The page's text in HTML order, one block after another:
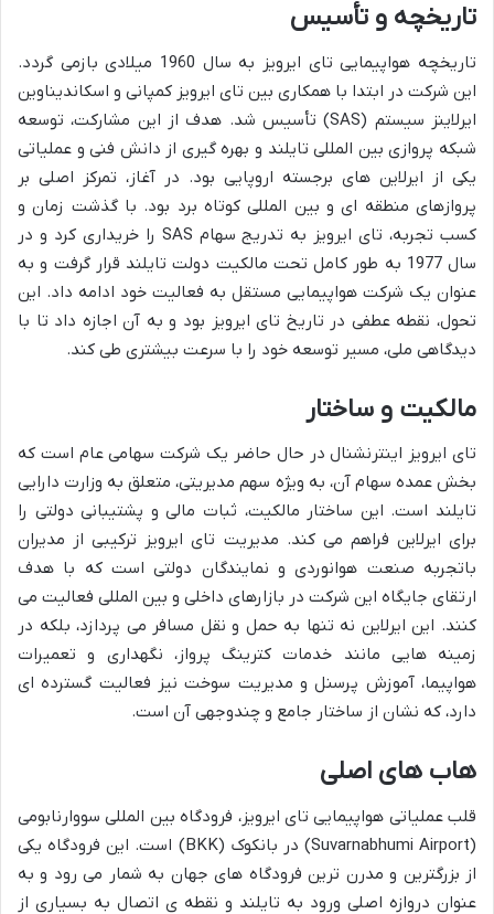
تاریخچه و تأسیس
تاریخچه هواپیمایی تای ایرویز به سال 1960 میلادی بازمی گردد.
این شرکت در ابتدا با همکاری بین تای ایرویز کمپانی و اسکاندیناوین
ایرلاینز سیستم (SAS) تأسیس شد. هدف از این مشارکت، توسعه
شبکه پروازی بین المللی تایلند و بهره گیری از دانش فنی و عملیاتی
یکی از ایرلاین های برجسته اروپایی بود. در آغاز، تمرکز اصلی بر
پروازهای منطقه ای و بین المللی کوتاه برد بود. با گذشت زمان و
کسب تجربه، تای ایرویز به تدریج سهام SAS را خریداری کرد و در
سال 1977 به طور کامل تحت مالکیت دولت تایلند قرار گرفت و به
عنوان یک شرکت هواپیمایی مستقل به فعالیت خود ادامه داد. این
تحول، نقطه عطفی در تاریخ تای ایرویز بود و به آن اجازه داد تا با
دیدگاهی ملی، مسیر توسعه خود را با سرعت بیشتری طی کند.
مالکیت و ساختار
تای ایرویز اینترنشنال در حال حاضر یک شرکت سهامی عام است که
بخش عمده سهام آن، به ویژه سهم مدیریتی، متعلق به وزارت دارایی
تایلند است. این ساختار مالکیت، ثبات مالی و پشتیبانی دولتی را
برای ایرلاین فراهم می کند. مدیریت تای ایرویز ترکیبی از مدیران
باتجربه صنعت هوانوردی و نمایندگان دولتی است که با هدف
ارتقای جایگاه این شرکت در بازارهای داخلی و بین المللی فعالیت می
کنند. این ایرلاین نه تنها به حمل و نقل مسافر می پردازد، بلکه در
زمینه هایی مانند خدمات کترینگ پرواز، نگهداری و تعمیرات
هواپیما، آموزش پرسنل و مدیریت سوخت نیز فعالیت گسترده ای
دارد، که نشان از ساختار جامع و چندوجهی آن است.
هاب های اصلی
قلب عملیاتی هواپیمایی تای ایرویز، فرودگاه بین المللی سووارنابومی
(Suvarnabhumi Airport) در بانکوک (BKK) است. این فرودگاه یکی
از بزرگترین و مدرن ترین فرودگاه های جهان به شمار می رود و به
عنوان دروازه اصلی ورود به تایلند و نقطه ی اتصال به بسیاری از